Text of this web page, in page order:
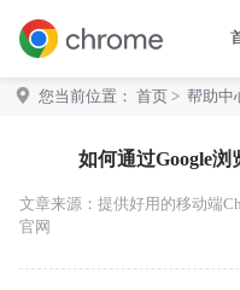
您当前位置： 首页 > 帮助中
如何通过Google
文章来源： 提供好用的移动端
官网